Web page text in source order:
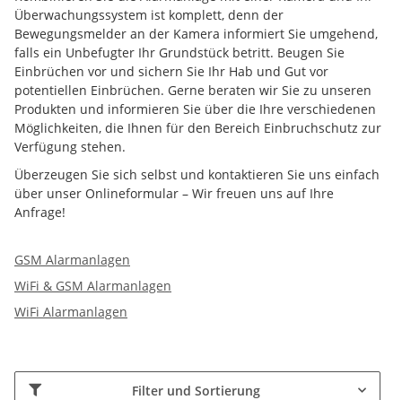
Überwachungssystem ist komplett, denn der
Bewegungsmelder an der Kamera informiert Sie umgehend,
falls ein Unbefugter Ihr Grundstück betritt. Beugen Sie
Einbrüchen vor und sichern Sie Ihr Hab und Gut vor
potentiellen Einbrüchen. Gerne beraten wir Sie zu unseren
Produkten und informieren Sie über die Ihre verschiedenen
Möglichkeiten, die Ihnen für den Bereich Einbruchschutz zur
Verfügung stehen.
Überzeugen Sie sich selbst und kontaktieren Sie uns einfach
über unser Onlineformular – Wir freuen uns auf Ihre
Anfrage!
GSM Alarmanlagen
WiFi & GSM Alarmanlagen
WiFi Alarmanlagen
Filter und Sortierung